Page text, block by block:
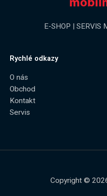
E-SHOP | SERVIS
Rychlé odkazy
O nás
Obchod
Kontakt
Servis
Copyright ©